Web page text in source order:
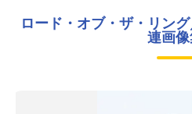
ロード・オブ・ザ・リン
連画